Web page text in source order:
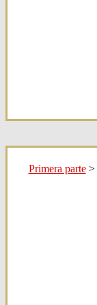
Primera parte>